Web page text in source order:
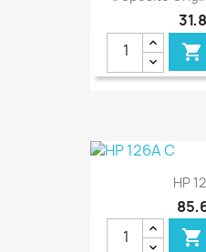

HP
